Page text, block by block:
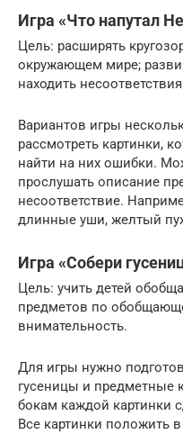
Игра «Что напутал
Цель: расширять
окружающем мире;
находить
Вариантов игры
рассмотреть картинки,
найти на них ошибки.
прослушать описание
несоответствие.
длинные уши, желтый
Игра «Собери
Цель: учить детей
предметов по
внимательность.
Для игры нужно
гусеницы и предметные
бокам каждой картинки
Все картинки положить